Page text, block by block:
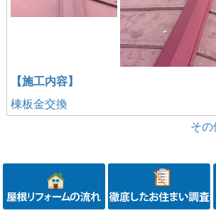
【施工内容】
棟板金交換
そ